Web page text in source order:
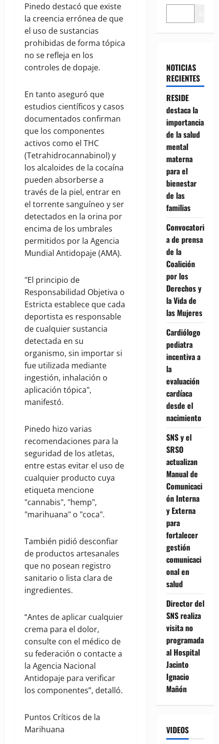
Pinedo destacó que existe
la creencia errónea de que
el uso de sustancias
prohibidas de forma tópica
no se refleja en los
controles de dopaje.
En tanto aseguró que
estudios científicos y casos
documentados confirman
que los componentes
activos como el THC
(Tetrahidrocannabinol) y
los alcaloides de la cocaína
pueden absorberse a
través de la piel, entrar en
el torrente sanguíneo y ser
detectados en la orina por
encima de los umbrales
permitidos por la Agencia
Mundial Antidopaje (AMA).
"El principio de
Responsabilidad Objetiva o
Estricta establece que cada
deportista es responsable
de cualquier sustancia
detectada en su
organismo, sin importar si
fue utilizada mediante
ingestión, inhalación o
aplicación tópica",
manifestó.
Pinedo hizo varias
recomendaciones para la
seguridad de los atletas,
entre estas evitar el uso de
cualquier producto cuya
etiqueta mencione
"cannabis", "hemp",
"marihuana" o "coca".
También pidió desconfiar
de productos artesanales
que no posean registro
sanitario o lista clara de
ingredientes.
“Antes de aplicar cualquier
crema para el dolor,
consulte con el médico de
su federación o contacte a
la Agencia Nacional
Antidopaje para verificar
los componentes”, detalló.
Puntos Críticos de la
Marihuana
NOTICIAS
RECIENTES
RESIDE
destaca la
importancia
de la salud
mental
materna
para el
bienestar
de las
familias
Convocatori
a de prensa
de la
Coalición
por los
Derechos y
la Vida de
las Mujeres
Cardiólogo
pediatra
incentiva a
la
evaluación
cardíaca
desde el
nacimiento
SNS y el
SRSO
actualizan
Manual de
Comunicaci
ón Interna
y Externa
para
fortalecer
gestión
comunicaci
onal en
salud
Director del
SNS realiza
visita no
programada
al Hospital
Jacinto
Ignacio
Mañón
VIDEOS